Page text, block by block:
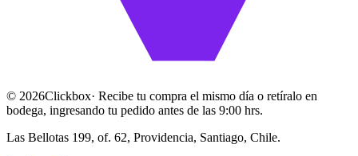
© 2026Clickbox· Recibe tu compra el mismo día o retíralo en
bodega, ingresando tu pedido antes de las 9:00 hrs.
Las Bellotas 199, of. 62, Providencia, Santiago, Chile.